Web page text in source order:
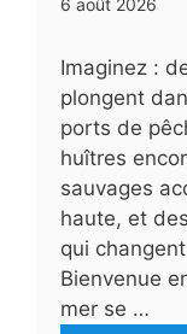
6 août 2026
Imaginez :
plongent
ports de
huîtres
sauvages
haute, et
qui
Bienvenue
mer se …